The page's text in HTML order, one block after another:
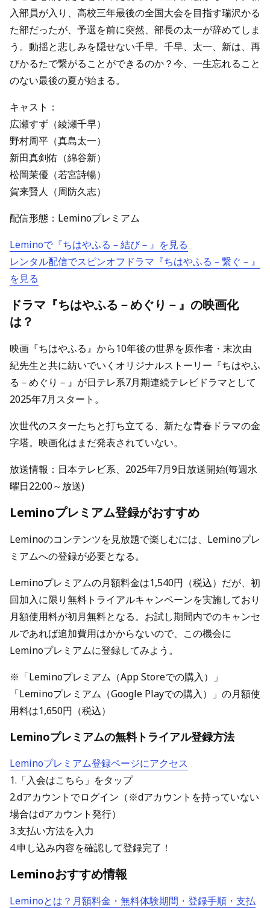
入部員が入り、高校三年最後の全国大会を目指す瑞沢かる
た部だったが、予選を前に突然、部長の太一が辞めてしま
う。動揺と悲しみを隠せない千早。千早、太一、新は、再
びかるたで繋がることができるのか？今、一生忘れること
のない最後の夏が始まる。
キャスト：
広瀬すず（綾瀬千早）
野村周平（真島太一）
新田真剣佑（綿谷新）
松岡茉優（若宮詩暢）
賀来賢人（周防久志）
配信形態：Leminoプレミアム
Leminoで『ちはやふる－結び－』を見る
レンタル配信でスピンオフドラマ『ちはやふる－繋ぐ－』
を見る
ドラマ『ちはやふる－めぐり－』の映画化
は？
映画『ちはやふる』から10年後の世界を原作者・末次由
紀先生と共に紡いでいくオリジナルストーリー『ちはやふ
る－めぐり－』が日テレ系7月期連続テレビドラマとして
2025年7月スタート。
次世代のスターたちと打ち立てる、新たな青春ドラマの金
字塔。映画化はまだ発表されていない。
放送情報：日本テレビ系、2025年7月9日放送開始(毎週水
曜日22:00～放送)
Leminoプレミアム登録がおすすめ
Leminoのコンテンツを見放題で楽しむには、Leminoプレ
ミアムへの登録が必要となる。
Leminoプレミアムの月額料金は1,540円（税込）だが、初
回加入に限り無料トライアルキャンペーンを実施しており
月額使用料が初月無料となる。お試し期間内でのキャンセ
ルであれば追加費用はかからないので、この機会に
Leminoプレミアムに登録してみよう。
※「Leminoプレミアム（App Storeでの購入）」
「Leminoプレミアム（Google Playでの購入）」の月額使
用料は1,650円（税込）
Leminoプレミアムの無料トライアル登録方法
Leminoプレミアム登録ページにアクセス
1.「入会はこちら」をタップ
2.dアカウントでログイン（※dアカウントを持っていない
場合はdアカウント発行）
3.支払い方法を入力
4.申し込み内容を確認して登録完了！
Leminoおすすめ情報
Leminoとは？月額料金・無料体験期間・登録手順・支払